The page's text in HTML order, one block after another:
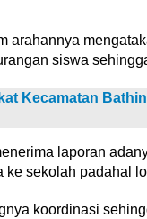
arahannya
siswa
Kecamatan
laporan
sekolah padahal
koordinasi